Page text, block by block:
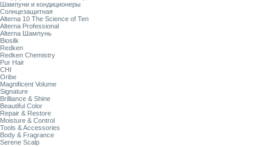
Шампуни и кондиционеры
Солнцезащитная
Alterna 10 The Science of Ten
Alterna Professional
Alterna Шампунь
Biosilk
Redken
Redken Chemistry
Pur Hair
CHI
Oribe
Magnificent Volume
Signature
Brilliance & Shine
Beautiful Color
Repair & Restore
Moisture & Control
Tools & Accessories
Body & Fragrance
Serene Scalp